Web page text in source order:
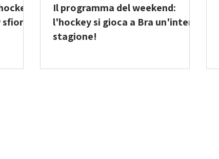
Il programma del weekend:
l'hockey si gioca a Bra un'intera
stagione!